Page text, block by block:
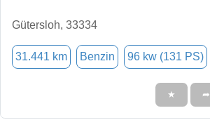
Gütersloh, 33334
31.441 km Benzin 96 kw (131 PS)
★ ➦